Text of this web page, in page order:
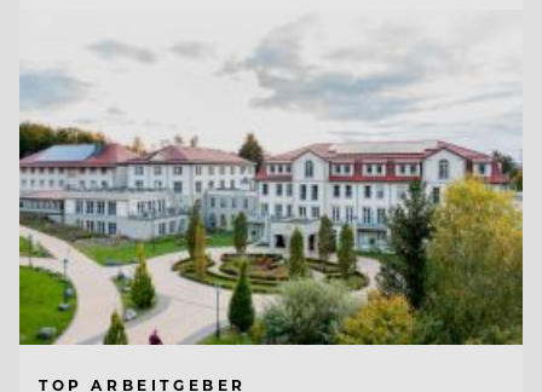
TOP ARBEITGEBER